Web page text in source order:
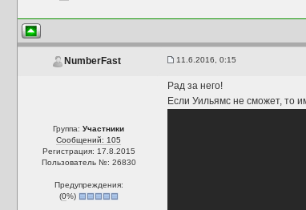
NumberFast 11.6.2016, 0:15
Группа:Участники
Сообщений: 105
Регистрация: 17.8.2015
Пользователь №: 26830
Предупреждения:
(0%)
Рад за него!
Если Уильямс не сможет, то